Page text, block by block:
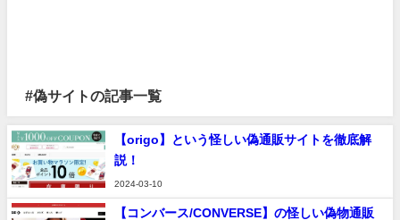
#偽サイトの記事一覧
【origo】という怪しい偽通販サイトを徹底解
説！
2024-03-10
【コンバース/CONVERSE】の怪しい偽物通販